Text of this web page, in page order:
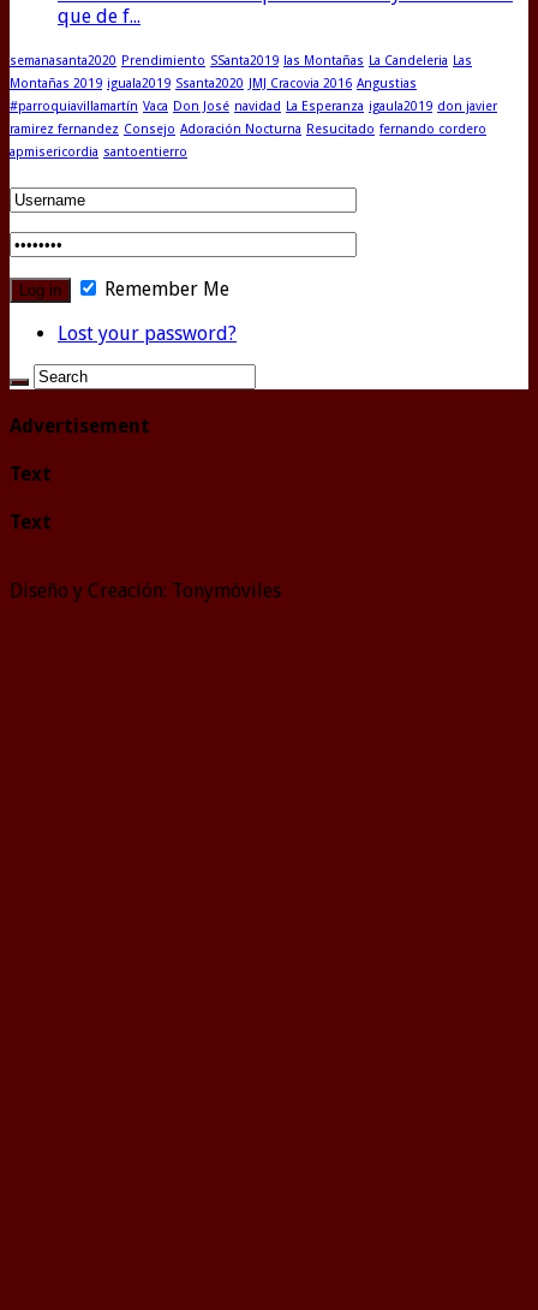
que de f...
semanasanta2020 Prendimiento SSanta2019 las Montañas La Candeleria Las
Montañas 2019 iguala2019 Ssanta2020 JMJ Cracovia 2016 Angustias
#parroquiavillamartín Vaca Don José navidad La Esperanza igaula2019 don javier
ramirez fernandez Consejo Adoración Nocturna Resucitado fernando cordero
apmisericordia santoentierro
Remember Me
Lost your password?
Advertisement
Text
Text
Diseño y Creación: Tonymóviles